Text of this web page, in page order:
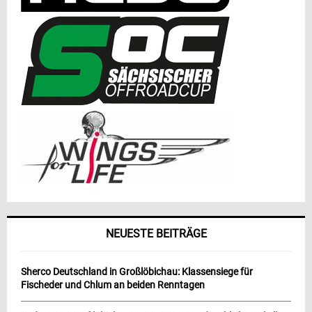
NEUESTE BEITRÄGE
Sherco Deutschland in Großlöbichau: Klassensiege für
Fischeder und Chlum an beiden Renntagen